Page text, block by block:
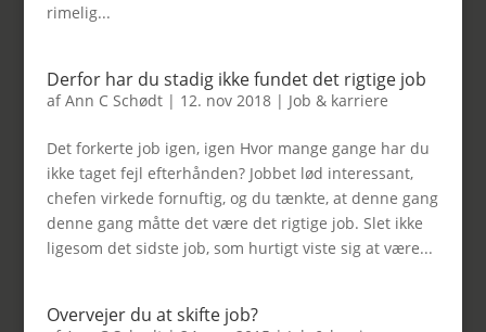
rimelig...
Derfor har du stadig ikke fundet det rigtige job
afAnn C Schødt| 12. nov 2018| Job & karriere
Det forkerte job igen, igen Hvor mange gange har du
ikke taget fejl efterhånden? Jobbet lød interessant,
chefen virkede fornuftig, og du tænkte, at denne gang
denne gang måtte det være det rigtige job. Slet ikke
ligesom det sidste job, som hurtigt viste sig at være...
Overvejer du at skifte job?